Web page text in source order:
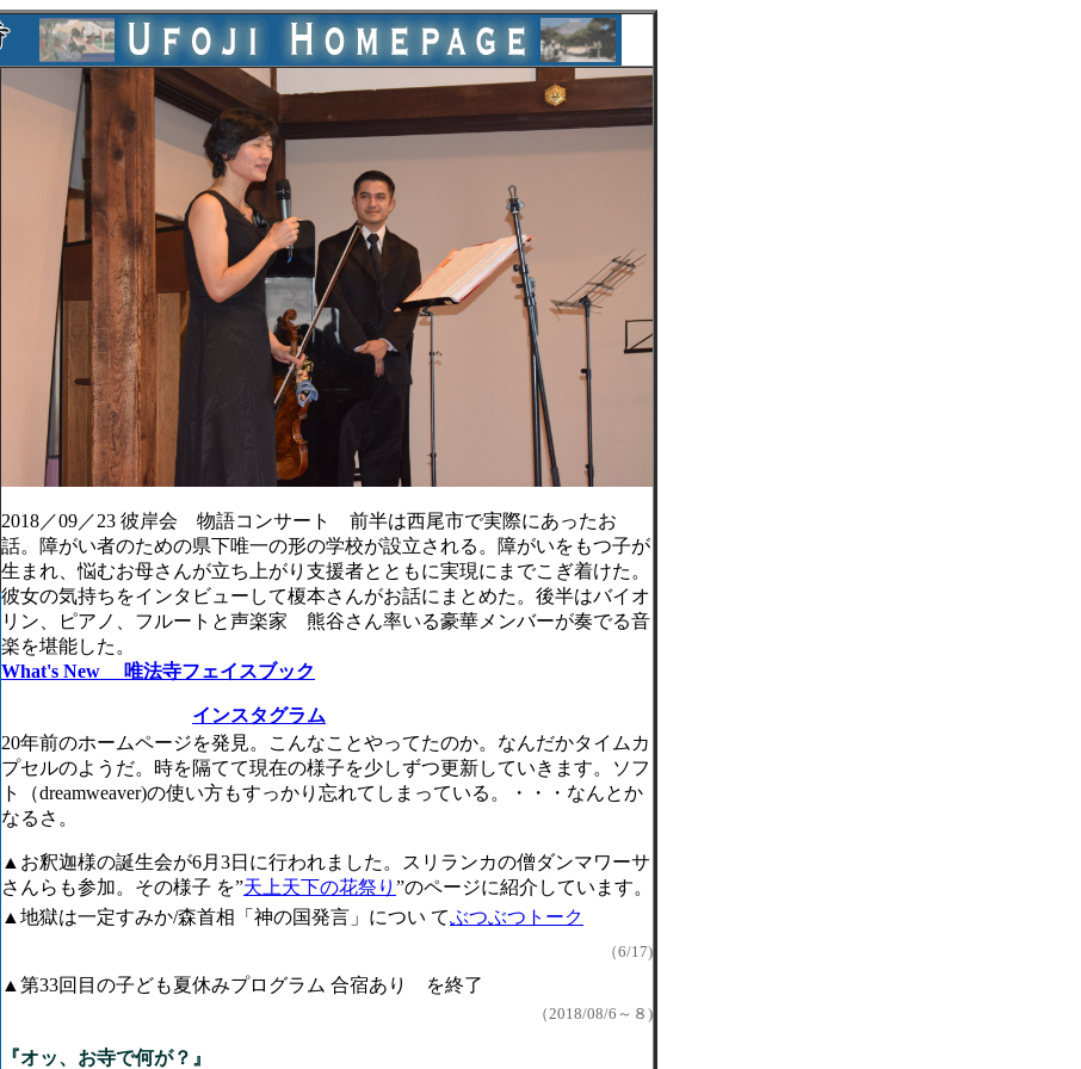
2018／09／23 彼岸会 物語コンサート 前半は西尾市で実際にあったお
話。障がい者のための県下唯一の形の学校が設立される。障がいをもつ子が
生まれ、悩むお母さんが立ち上がり支援者とともに実現にまでこぎ着けた。
彼女の気持ちをインタビューして榎本さんがお話にまとめた。後半はバイオ
リン、ピアノ、フルートと声楽家 熊谷さん率いる豪華メンバーが奏でる音
楽を堪能した。
What's New 唯法寺フェイスブック
インスタグラム
20年前のホームページを発見。こんなことやってたのか。なんだかタイムカ
プセルのようだ。時を隔てて現在の様子を少しずつ更新していきます。ソフ
ト（dreamweaver)の使い方もすっかり忘れてしまっている。・・・なんとか
なるさ。
▲お釈迦様の誕生会が6月3日に行われました。スリランカの僧ダンマワーサ
さんらも参加。その様子 を”天上天下の花祭り ”のページに紹介しています。
▲地獄は一定すみか/森首相「神の国発言」につい てぶつぶつトーク
（6/17)
▲第33回目の子ども夏休みプログラム 合宿あり を終了
（2018/08/6～８)
『オッ、お寺で何が？』